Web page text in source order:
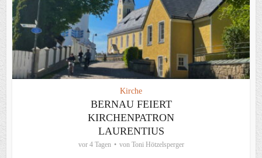
Kirche
BERNAU FEIERT
KIRCHENPATRON
LAURENTIUS
vor 4 Tagen von Toni Hötzelsperger